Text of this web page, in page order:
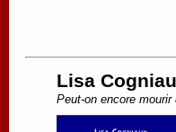
Lisa
Peut-on encore mourir